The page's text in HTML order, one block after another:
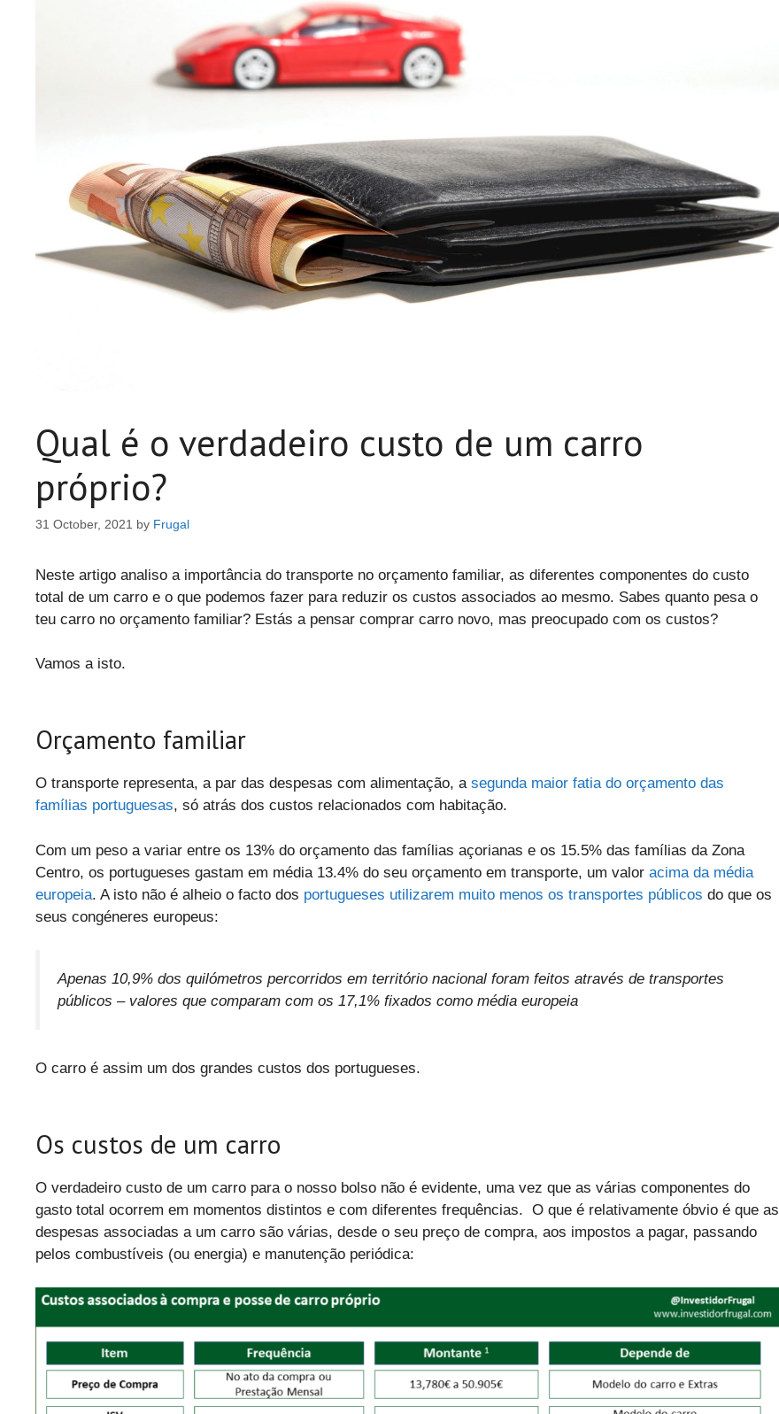
Qual é o verdadeiro custo de um carro
próprio?
31 October, 2021 by Frugal
Neste artigo analiso a importância do transporte no orçamento familiar, as diferentes componentes do custo
total de um carro e o que podemos fazer para reduzir os custos associados ao mesmo. Sabes quanto pesa o
teu carro no orçamento familiar? Estás a pensar comprar carro novo, mas preocupado com os custos?
Vamos a isto.
Orçamento familiar
O transporte representa, a par das despesas com alimentação, a segunda maior fatia do orçamento das
famílias portuguesas, só atrás dos custos relacionados com habitação.
Com um peso a variar entre os 13% do orçamento das famílias açorianas e os 15.5% das famílias da Zona
Centro, os portugueses gastam em média 13.4% do seu orçamento em transporte, um valor acima da média
europeia. A isto não é alheio o facto dos portugueses utilizarem muito menos os transportes públicos do que os
seus congéneres europeus:
Apenas 10,9% dos quilómetros percorridos em território nacional foram feitos através de transportes
públicos – valores que comparam com os 17,1% fixados como média europeia
O carro é assim um dos grandes custos dos portugueses.
Os custos de um carro
O verdadeiro custo de um carro para o nosso bolso não é evidente, uma vez que as várias componentes do
gasto total ocorrem em momentos distintos e com diferentes frequências. O que é relativamente óbvio é que as
despesas associadas a um carro são várias, desde o seu preço de compra, aos impostos a pagar, passando
pelos combustíveis (ou energia) e manutenção periódica: